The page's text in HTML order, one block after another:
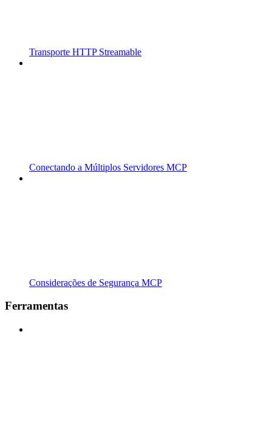
Transporte HTTP Streamable
Conectando a Múltiplos Servidores MCP
Considerações de Segurança MCP
Ferramentas